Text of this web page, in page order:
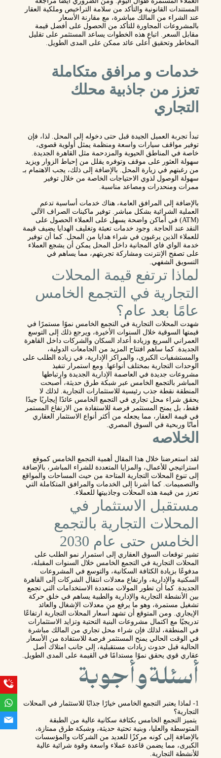
المستندات القانونية والتأكد من سلامة التراخيص وملكية العقار
عند الشراء من المالك مباشرة، مع مقارنة الأسعار
بالمشروعات المجاورة للتأكد من الحصول على أفضل قيمة
مقابل السعر. اتباع هذه الخطوات يساعد المستثمر على تقليل
المخاطر وتحقيق أعلى عائد ممكن على المدى الطويل.
خدمات و مرافق متكاملة
تعزز من جاذبية محلك
التجاري
تبدأ تجربة العميل الجيدة قبل حتى دخوله إلى المحل. لذا، فإن
توفير مواقف سيارات واسعة ومنظمة يمثل أولوية قصوى،
خاصة في المناطق الحيوية والمزدحمة مثل القاهرة الجديدة.
سهولة العثور على موقف وتوفره يقلل من إحباط الزوار ويزيد
من رغبتهم في زيارة المحل. بالإضافة إلى ذلك، يجب الاهتمام بـ
سهولة الوصول لذوي الاحتياجات الخاصة من خلال توفير
ممرات ومنحدرات ومصاعد مناسبة.
بالإضافة إلى المرافق العامة، هناك خدمات أساسية تدعم
العملية الشرائية بشكل مباشر. توفير ماكينات الصراف الآلي
(ATM) في أماكن واضحة يسهل على العملاء الحصول على
النقد عند الحاجة. وجود خدمات تعبئة وتغليف الهدايا يضيف قيمة
للعملاء الذين يرغبون في شراء هدايا من المحل. كما أن توفير
خدمة الواي فاي المجانية داخل المحل يمكن أن يشجع العملاء
على تصفح الإنترنت ومشاركة تجربتهم، مما يساهم في
التسويق الشفهي.
لماذا ترتفع قيمة المحلات
التجارية في التجمع الخامس
عامًا بعد عام؟
شهدت المحلات التجارية في التجمع الخامس نموًا مستمرًا في
قيمتها السوقية خلال السنوات الأخيرة، ويرجع ذلك إلى التوسع
العمراني السريع وزيادة أعداد السكان والشركات داخل القاهرة
الجديدة. كما ساهم افتتاح المزيد من الجامعات الدولية،
والمستشفيات الكبرى، والمراكز الإدارية، في زيادة الطلب على
الوحدات التجارية بمختلف أنواعها. ومع استمرار تنفيذ
مشروعات جديدة في العاصمة الإدارية الجديدة وارتباطها
المباشر بالتجمع الخامس عبر شبكة طرق حديثة، أصبحت
المنطقة نقطة جذب رئيسية للاستثمارات التجارية. لذلك لا
يحقق شراء محل تجاري في التجمع الخامس عائدًا إيجاريًا جيدًا
فقط، بل يمنح المستثمر فرصة للاستفادة من الارتفاع المستمر
في قيمة العقار، مما يجعله من أكثر أنواع الاستثمار العقاري
أمانًا وربحية في السوق المصري.
الخلاصه
لقد استعرضنا خلال هذا المقال أهمية التجمع الخامس كموقع
استراتيجي للأعمال، والمزايا المتعددة للشراء المباشر، بالإضافة
إلى تنوع المحلات التجارية المتاحة من حيث المساحات والمواقع
والتصميمات. كما أشرنا إلى الخدمات والمرافق المتكاملة التي
تعزز من قيمة هذه المحلات وجاذبيتها للعملاء.
مستقبل الاستثمار في
المحلات التجارية بالتجمع
الخامس حتى عام 2030
تشير توقعات السوق العقاري إلى استمرار نمو الطلب على
المحلات التجارية في التجمع الخامس خلال السنوات المقبلة،
مدفوعًا بزيادة الكثافة السكانية، والتوسع في المشروعات
السكنية والإدارية، وارتفاع معدلات انتقال الشركات إلى القاهرة
الجديدة. كما أن تطور المولات متعددة الاستخدامات التي تجمع
بين الأنشطة التجارية والإدارية والطبية يساهم في خلق حركة
تشغيل مستمرة، وهو ما يرفع من معدلات الإشغال والعائد
الإيجاري. ومن المتوقع أن تشهد أسعار المحلات التجارية ارتفاعًا
تدريجيًا مع اكتمال مشروعات البنية التحتية وتزايد الاستثمارات
في المنطقة، لذلك فإن شراء محل تجاري من المالك مباشرة
في الوقت الحالي يمنح المستثمر فرصة للاستفادة من الأسعار
الحالية قبل حدوث زيادات مستقبلية، إلى جانب امتلاك أصل
عقاري قوي يحقق نموًا مستدامًا في القيمة على المدى الطويل.
أسئلة وأجوبة
1- لماذا يعتبر التجمع الخامس خيارًا جذابًا للاستثمار في المحلات
التجارية؟
يتميز التجمع الخامس بكثافة سكانية عالية من الطبقة
المتوسطة والعليا، وبنية تحتية حديثة، وشبكة طرق ممتازة،
بالإضافة إلى كونه مركزًا للعديد من الشركات والمؤسسات
الكبرى، مما يضمن قاعدة عملاء واسعة وقوة شرائية عالية
للأنشطة التجارية.